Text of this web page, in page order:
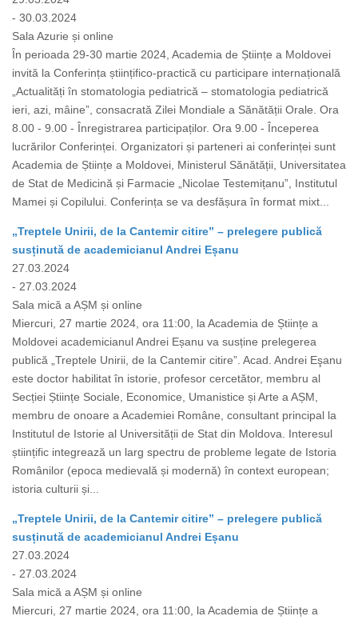
- 30.03.2024
Sala Azurie și online
În perioada 29-30 martie 2024, Academia de Științe a Moldovei
invită la Conferința științifico-practică cu participare internațională
„Actualități în stomatologia pediatrică – stomatologia pediatrică
ieri, azi, mâine”, consacrată Zilei Mondiale a Sănătății Orale. Ora
8.00 - 9.00 - Înregistrarea participaților. Ora 9.00 - Începerea
lucrărilor Conferinței. Organizatori și parteneri ai conferinței sunt
Academia de Științe a Moldovei, Ministerul Sănătății, Universitatea
de Stat de Medicină și Farmacie „Nicolae Testemițanu”, Institutul
Mamei și Copilului. Conferința se va desfășura în format mixt...
„Treptele Unirii, de la Cantemir citire” – prelegere publică
susținută de academicianul Andrei Eșanu
27.03.2024
- 27.03.2024
Sala mică a AȘM și online
Miercuri, 27 martie 2024, ora 11:00, la Academia de Științe a
Moldovei academicianul Andrei Eșanu va susține prelegerea
publică „Treptele Unirii, de la Cantemir citire”. Acad. Andrei Eşanu
este doctor habilitat în istorie, profesor cercetător, membru al
Secției Științe Sociale, Economice, Umanistice și Arte a AȘM,
membru de onoare a Academiei Române, consultant principal la
Institutul de Istorie al Universității de Stat din Moldova. Interesul
științific integrează un larg spectru de probleme legate de Istoria
Românilor (epoca medievală și modernă) în context european;
istoria culturii și...
„Treptele Unirii, de la Cantemir citire” – prelegere publică
susținută de academicianul Andrei Eșanu
27.03.2024
- 27.03.2024
Sala mică a AȘM și online
Miercuri, 27 martie 2024, ora 11:00, la Academia de Științe a